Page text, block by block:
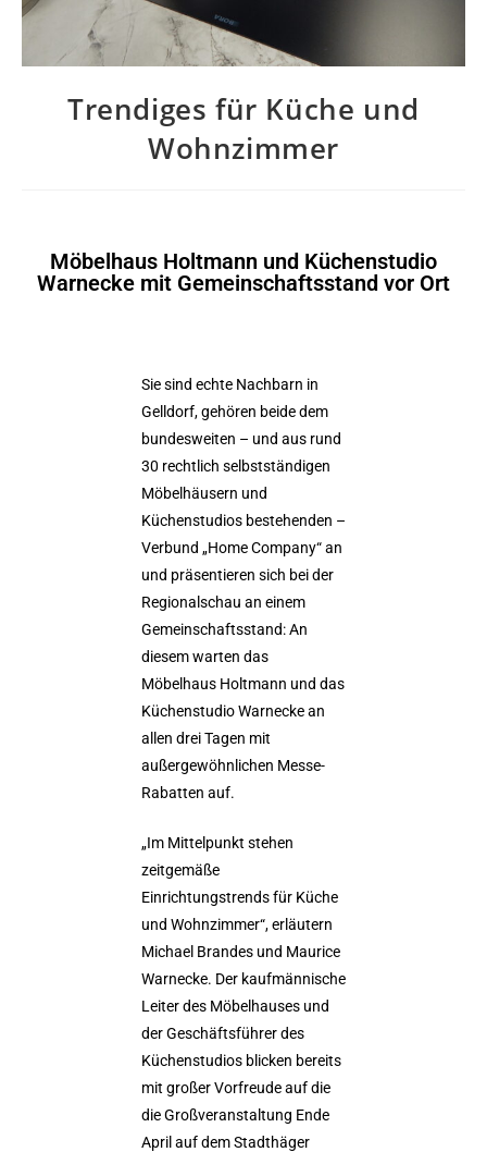
Trendiges für Küche und
Wohnzimmer
Möbelhaus Holtmann und Küchenstudio
Warnecke mit Gemeinschaftsstand vor Ort
Sie sind echte Nachbarn in
Gelldorf, gehören beide dem
bundesweiten – und aus rund
30 rechtlich selbstständigen
Möbelhäusern und
Küchenstudios bestehenden –
Verbund „Home Company“ an
und präsentieren sich bei der
Regionalschau an einem
Gemeinschaftsstand: An
diesem warten das
Möbelhaus Holtmann und das
Küchenstudio Warnecke an
allen drei Tagen mit
außergewöhnlichen Messe-
Rabatten auf.
„Im Mittelpunkt stehen
zeitgemäße
Einrichtungstrends für Küche
und Wohnzimmer“, erläutern
Michael Brandes und Maurice
Warnecke. Der kaufmännische
Leiter des Möbelhauses und
der Geschäftsführer des
Küchenstudios blicken bereits
mit großer Vorfreude auf die
die Großveranstaltung Ende
April auf dem Stadthäger